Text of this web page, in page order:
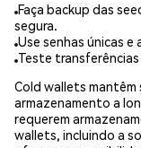
Faça backup das
segura.
Use senhas únicas
Teste
Cold wallets mantêm
armazenamento a
requerem
wallets, incluindo a